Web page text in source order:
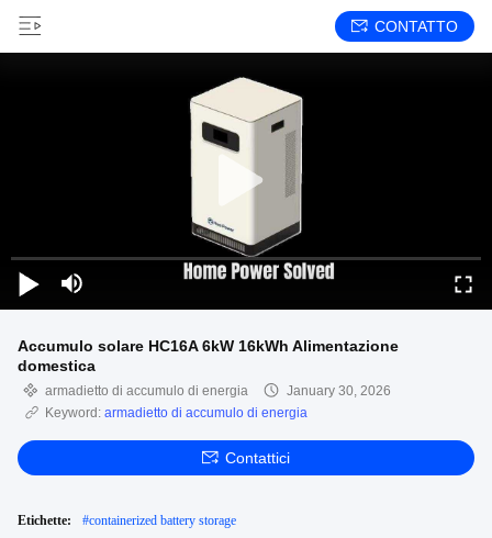
CONTATTO
Accumulo solare HC16A 6kW 16kWh Alimentazione
domestica
armadietto di accumulo di energia
January 30, 2026
Keyword: armadietto di accumulo di energia
Contattici
Etichette: #containerized battery storage